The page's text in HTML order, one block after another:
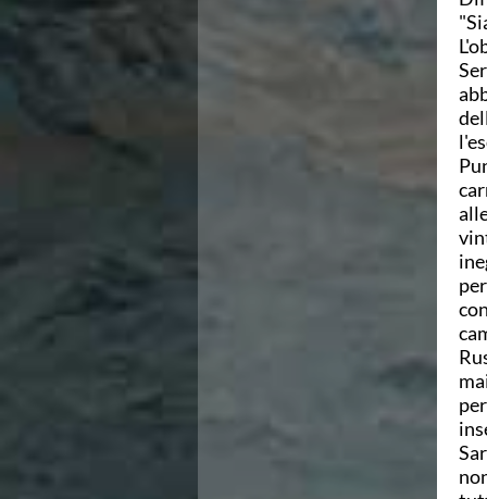
Diventa SNF
C. F. Polo Acquatico Frecciarossa Ostia
C. F. Acerra "Carlo Pedersoli"
C. F. Trieste "Bruno Bianchi"